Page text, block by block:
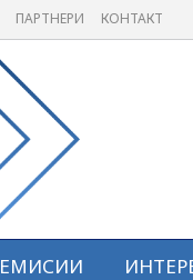
ПАРТНЕРИ КОНТАКТ
ЕМИСИИ